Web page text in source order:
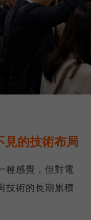
見的技術布局
種感覺，但對電
技術的長期累積